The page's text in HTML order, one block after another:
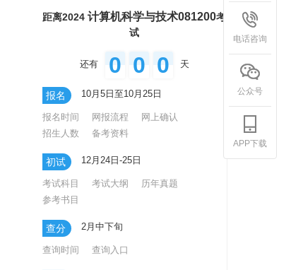
距离2024 计算机科学与技术081200考
试
还有 0 0 0 天
报名 10月5日至10月25日
报名时间 网报流程
网上确认
招生人数
备考资料
初试 12月24日-25日
考试科目 考试大纲
历年真题
参考书目
查分 2月中下旬
查询时间 查询入口
电话咨询
公众号
APP下载